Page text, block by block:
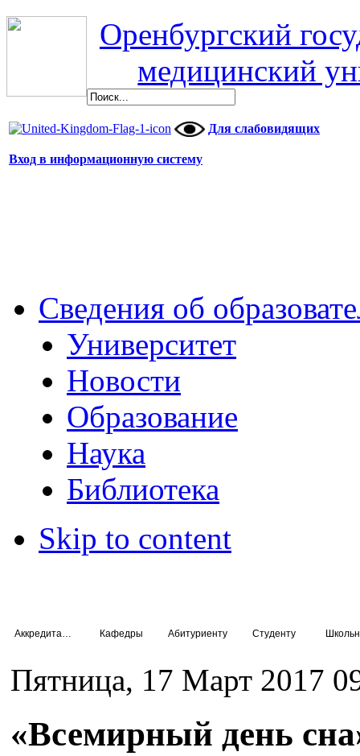
Оренбургский
медицинский
Для слабовидящих
Вход в информационную систему
Сведения об
Университет
Новости
Образование
Наука
Библиотека
Skip to content
Кафедры Абитуриенту Студенту
Пятница, 17 Март 2017
«Всемирный день